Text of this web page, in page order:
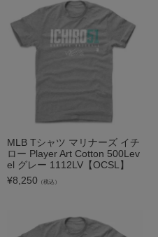
MLB Tシャツ マリナーズ イチ
ロー Player Art Cotton 500Lev
el グレー 1112LV【OCSL】
¥8,250 （税込）